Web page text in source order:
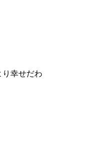
幸せだわ